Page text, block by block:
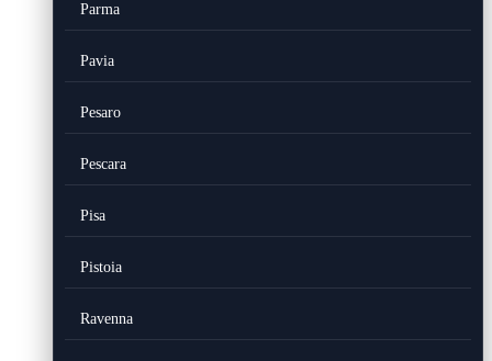
Parma
Pavia
Pesaro
Pescara
Pisa
Pistoia
Ravenna